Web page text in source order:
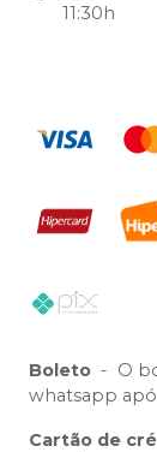
11:30h
Boleto - O
whatsapp
Cartão de